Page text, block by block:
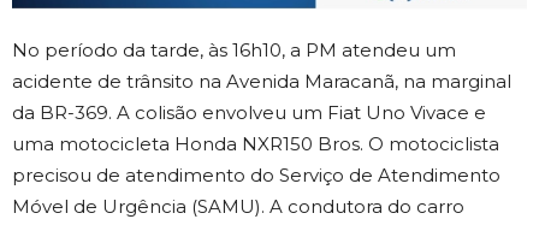
No período da tarde, às 16h10, a PM atendeu um
acidente de trânsito na Avenida Maracanã, na marginal
da BR-369. A colisão envolveu um Fiat Uno Vivace e
uma motocicleta Honda NXR150 Bros. O motociclista
precisou de atendimento do Serviço de Atendimento
Móvel de Urgência (SAMU). A condutora do carro